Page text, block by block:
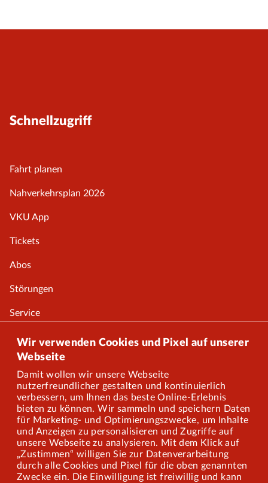
Wir verwenden Cookies und Pixel auf unserer
Webseite
Damit wollen wir unsere Webseite
nutzerfreundlicher gestalten und kontinuierlich
verbessern, um Ihnen das beste Online-Erlebnis
bieten zu können. Wir sammeln und speichern Daten
für Marketing- und Optimierungszwecke, um Inhalte
und Anzeigen zu personalisieren und Zugriffe auf
unsere Webseite zu analysieren. Mit dem Klick auf
„Zustimmen“ willigen Sie zur Datenverarbeitung
durch alle Cookies und Pixel für die oben genannten
Zwecke ein. Die Einwilligung ist freiwillig und kann
Schnellzugriff
Fahrt planen
Nahverkehrsplan 2026
VKU App
Tickets
Abos
Störungen
Service
Onlineshop
Über uns
Karriere
Presse
Mitarbeiterportal